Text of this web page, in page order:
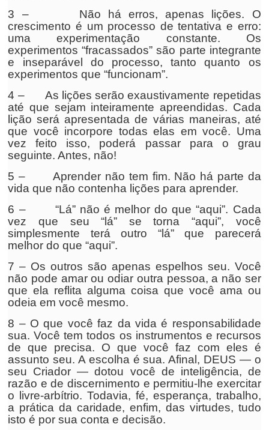
3 – Não há erros, apenas lições. O
crescimento é um processo de tentativa e erro:
uma experimentação constante. Os
experimentos “fracassados” são parte integrante
e inseparável do processo, tanto quanto os
experimentos que “funcionam”.
4 – As lições serão exaustivamente repetidas
até que sejam inteiramente apreendidas. Cada
lição será apresentada de várias maneiras, até
que você incorpore todas elas em você. Uma
vez feito isso, poderá passar para o grau
seguinte. Antes, não!
5 – Aprender não tem fim. Não há parte da
vida que não contenha lições para aprender.
6 – “Lá” não é melhor do que “aqui”. Cada
vez que seu “lá” se torna “aqui”, você
simplesmente terá outro “lá” que parecerá
melhor do que “aqui”.
7 – Os outros são apenas espelhos seu. Você
não pode amar ou odiar outra pessoa, a não ser
que ela reflita alguma coisa que você ama ou
odeia em você mesmo.
8 – O que você faz da vida é responsabilidade
sua. Você tem todos os instrumentos e recursos
de que precisa. O que você faz com eles é
assunto seu. A escolha é sua. Afinal, DEUS — o
seu Criador — dotou você de inteligência, de
razão e de discernimento e permitiu-lhe exercitar
o livre-arbítrio. Todavia, fé, esperança, trabalho,
a prática da caridade, enfim, das virtudes, tudo
isto é por sua conta e decisão.